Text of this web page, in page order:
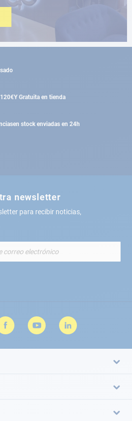
Y Gratuita en tienda
en stock enviadas en 24h
newsletter
para recibir noticias,